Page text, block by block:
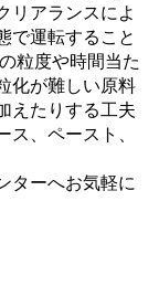
リアランスによ
で運転すること
粒度や時間当た
化が難しい原料
えたりする工夫
、ペースト、
ターへお気軽に